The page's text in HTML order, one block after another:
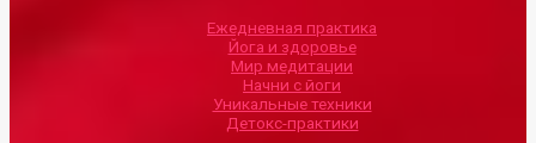
Ежедневная практика
Йога и здоровье
Мир медитации
Начни с йоги
Уникальные техники
Детокс-практики